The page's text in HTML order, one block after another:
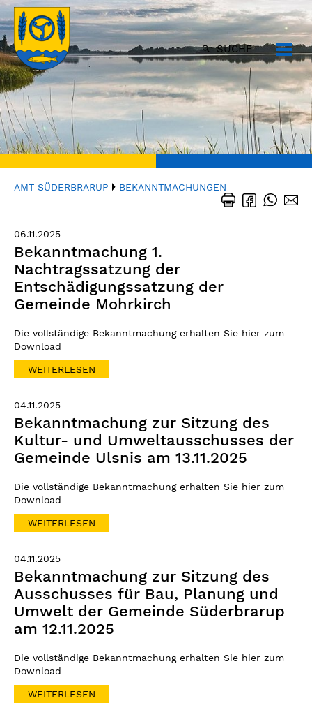
SUCHE
AMT SÜDERBRARUP BEKANNTMACHUNGEN
06.11.2025
Bekanntmachung 1.
Nachtragssatzung der
Entschädigungssatzung der
Gemeinde Mohrkirch
Die vollständige Bekanntmachung erhalten Sie hier zum
Download
WEITERLESEN
04.11.2025
Bekanntmachung zur Sitzung des
Kultur- und Umweltausschusses der
Gemeinde Ulsnis am 13.11.2025
Die vollständige Bekanntmachung erhalten Sie hier zum
Download
WEITERLESEN
04.11.2025
Bekanntmachung zur Sitzung des
Ausschusses für Bau, Planung und
Umwelt der Gemeinde Süderbrarup
am 12.11.2025
Die vollständige Bekanntmachung erhalten Sie hier zum
Download
WEITERLESEN